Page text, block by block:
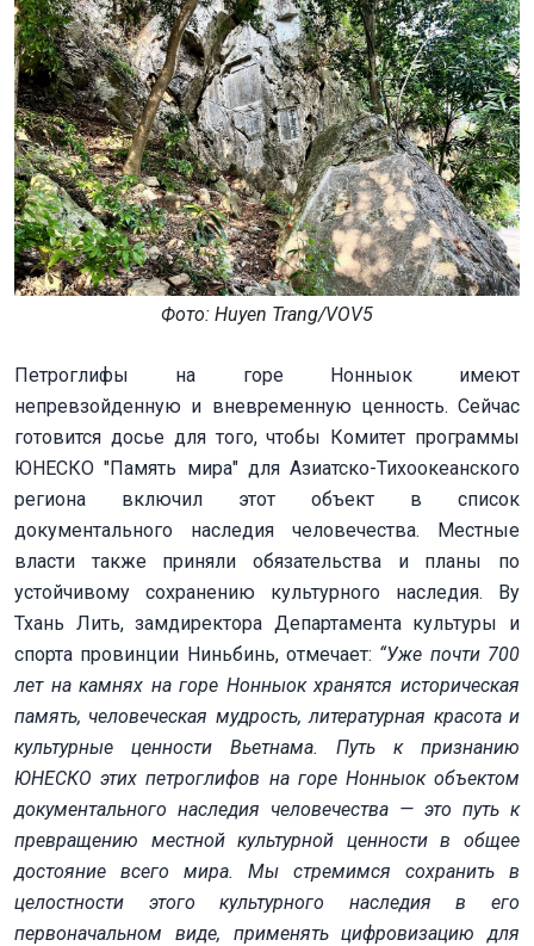
Фото: Huyеn Trang/VOV5
Петроглифы на горе Нонныок имеют
непревзойденную и вневременную ценность. Сейчас
готовится досье для того, чтобы Комитет программы
ЮНЕСКО "Память мира" для Азиатско-Тихоокеанского
региона включил этот объект в список
документального наследия человечества. Местные
власти также приняли обязательства и планы по
устойчивому сохранению культурного наследия. Ву
Тхань Лить, замдиректора Департамента культуры и
спорта провинции Ниньбинь, отмечает: “Уже почти 700
лет на камнях на горе Нонныок хранятся историческая
память, человеческая мудрость, литературная красота и
культурные ценности Вьетнама. Путь к признанию
ЮНЕСКО этих петроглифов на горе Нонныок объектом
документального наследия человечества — это путь к
превращению местной культурной ценности в общее
достояние всего мира. Мы стремимся сохранить в
целостности этого культурного наследия в его
первоначальном виде, применять цифровизацию для